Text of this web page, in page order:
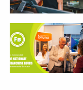
meer